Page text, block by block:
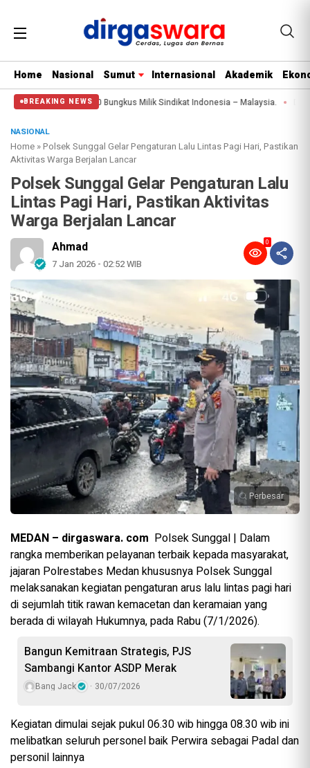
Home Nasional Sumut Internasional Akademik
BREAKING NEWS
Liquid 1.350 Bungkus Milik Sindikat Indonesia – Malaysia. Diduga Aniaya
NASIONAL
Home »Polsek Sunggal Gelar Pengaturan Lalu Lintas Pagi Hari, Pastikan
Aktivitas Warga Berjalan Lancar
Polsek Sunggal Gelar Pengaturan Lalu
Lintas Pagi Hari, Pastikan Aktivitas
Warga Berjalan Lancar
Ahmad
7 Jan 2026 - 02:52 WIB
0
Perbesar
MEDAN – dirgaswara. com Polsek Sunggal | Dalam
rangka memberikan pelayanan terbaik kepada masyarakat,
jajaran Polrestabes Medan khususnya Polsek Sunggal
melaksanakan kegiatan pengaturan arus lalu lintas pagi hari
di sejumlah titik rawan kemacetan dan keramaian yang
berada di wilayah Hukumnya, pada Rabu (7/1/2026).
Bangun Kemitraan Strategis, PJS
Sambangi Kantor ASDP Merak
Bang Jack 30/07/2026
Kegiatan dimulai sejak pukul 06.30 wib hingga 08.30 wib ini
melibatkan seluruh personel baik Perwira sebagai Padal dan
personil lainnya